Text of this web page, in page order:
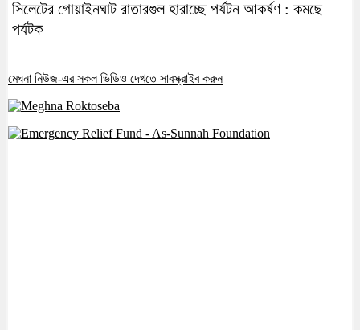
সিলেটের গোয়াইনঘাট রাতারগুল হারাচ্ছে পর্যটন আকর্ষণ : কমছে
পর্যটক
মেঘনা নিউজ-এর সকল ভিডিও দেখতে সাবস্ক্রাইব করুন